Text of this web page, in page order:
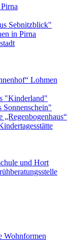
Sebnitzblick"
in Pirna
Lohmen
"Kinderland"
Sonnenschein"
„Regenbogenhaus“
und Hort
Wohnformen